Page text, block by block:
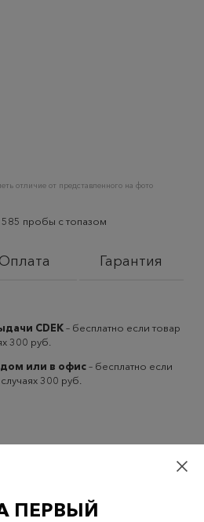
отличие от представленного на фото
585 пробы с топазом
Оплата Гарантия
CDEK– бесплатно если товар
300 руб.
дом или в офис– бесплатно если
300 руб.
ПЕРВЫЙ